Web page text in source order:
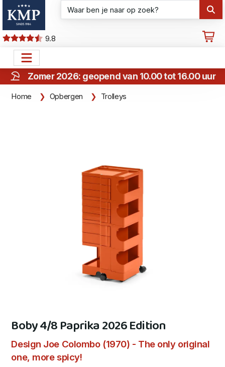
9.8
Zomer 2026: geopend van 10.00 tot 16.00 uur
Home Opbergen Trolleys
Boby 4/8 Paprika 2026 Edition
Design Joe Colombo (1970) - The only original
one, more spicy!